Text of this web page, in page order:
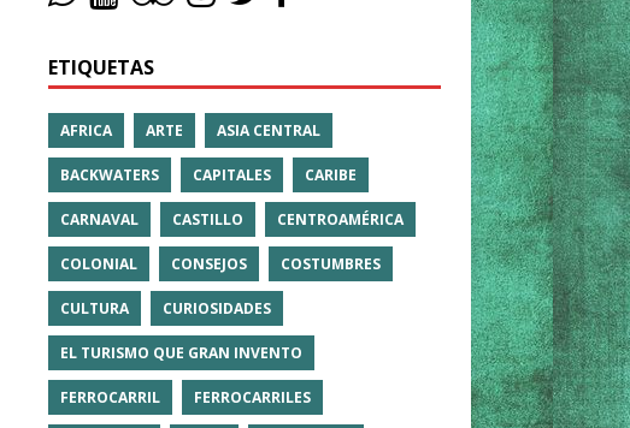
ETIQUETAS
AFRICA ARTE ASIA CENTRAL
BACKWATERS CAPITALES CARIBE
CARNAVAL CASTILLO CENTROAMÉRICA
COLONIAL CONSEJOS COSTUMBRES
CULTURA CURIOSIDADES
EL TURISMO QUE GRAN INVENTO
FERROCARRIL FERROCARRILES